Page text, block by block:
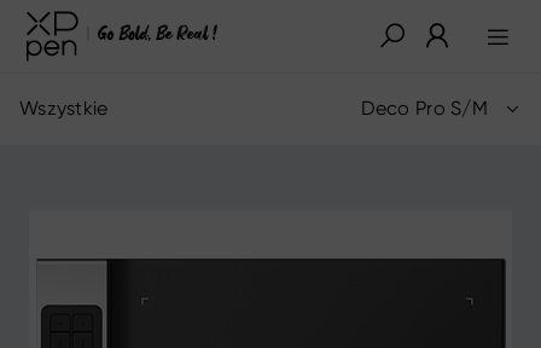
Wszystkie Deco Pro S/M